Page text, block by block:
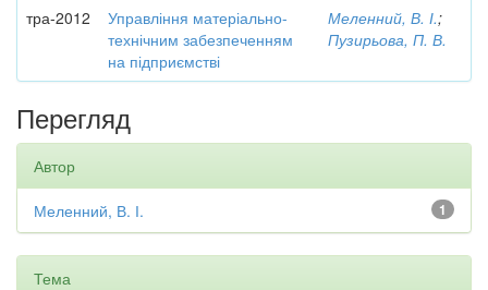
тра-2012
Управління матеріально-
технічним забезпеченням
на підприємстві
Меленний, В. І.;
Пузирьова, П. В.
Перегляд
Автор
1
Меленний, В. І.
Тема